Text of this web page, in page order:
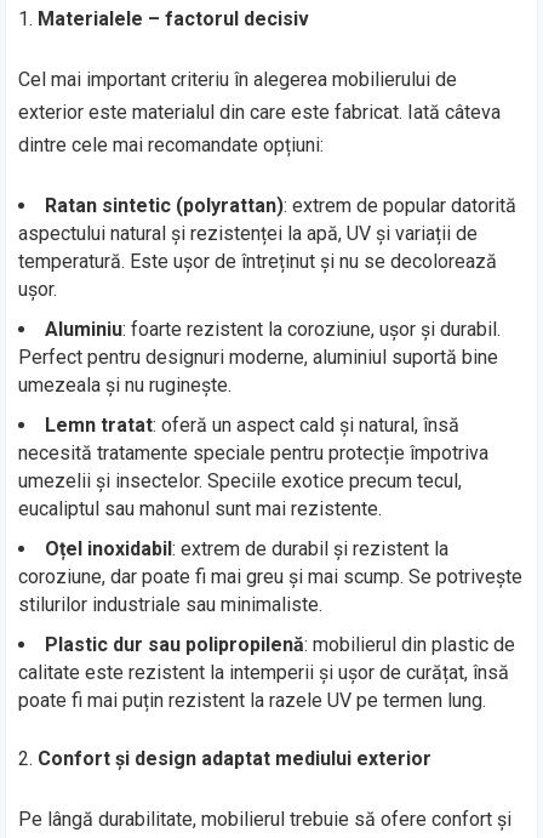
Materialele – factorul decisiv
Cel mai important criteriu în alegerea mobilierului de
exterior este materialul din care este fabricat. Iată câteva
dintre cele mai recomandate opțiuni:
Ratan sintetic (polyrattan): extrem de popular datorită
aspectului natural și rezistenței la apă, UV și variații de
temperatură. Este ușor de întreținut și nu se decolorează
ușor.
Aluminiu: foarte rezistent la coroziune, ușor și durabil.
Perfect pentru designuri moderne, aluminiul suportă bine
umezeala și nu ruginește.
Lemn tratat: oferă un aspect cald și natural, însă
necesită tratamente speciale pentru protecție împotriva
umezelii și insectelor. Speciile exotice precum tecul,
eucaliptul sau mahonul sunt mai rezistente.
Oțel inoxidabil: extrem de durabil și rezistent la
coroziune, dar poate fi mai greu și mai scump. Se potrivește
stilurilor industriale sau minimaliste.
Plastic dur sau polipropilenă: mobilierul din plastic de
calitate este rezistent la intemperii și ușor de curățat, însă
poate fi mai puțin rezistent la razele UV pe termen lung.
Confort și design adaptat mediului exterior
Pe lângă durabilitate, mobilierul trebuie să ofere confort și